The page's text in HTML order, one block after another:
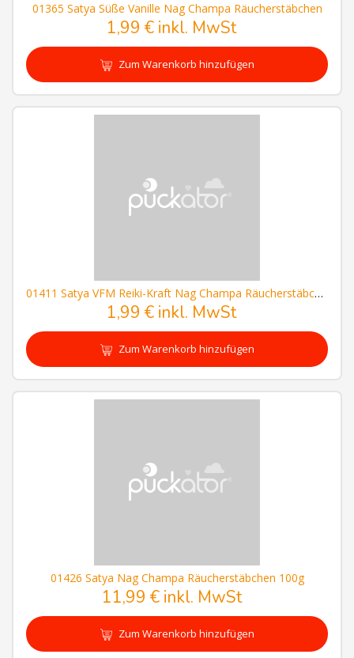
01365 Satya Süße Vanille Nag Champa Räucherstäbchen
1,99 € inkl. MwSt
Zum Warenkorb hinzufügen
01411 Satya VFM Reiki-Kraft Nag Champa Räucherstäbchen
1,99 € inkl. MwSt
Zum Warenkorb hinzufügen
01426 Satya Nag Champa Räucherstäbchen 100g
11,99 € inkl. MwSt
Zum Warenkorb hinzufügen